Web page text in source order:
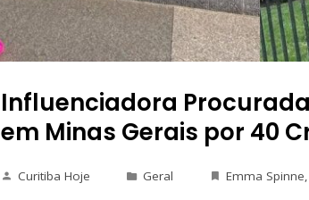
Influenciadora
em Minas Gerais por 40
Curitiba Hoje Geral Emma Spinne,